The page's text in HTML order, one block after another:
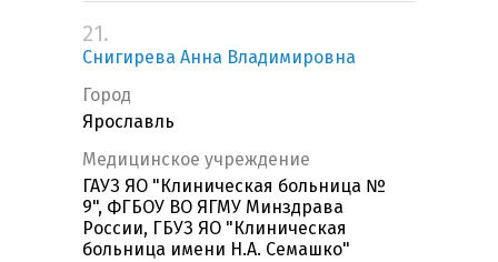
21.
Снигирева Анна Владимировна
Город
Ярославль
Медицинское учреждение
ГАУЗ ЯО "Клиническая больница №
9", ФГБОУ ВО ЯГМУ Минздрава
России, ГБУЗ ЯО "Клиническая
больница имени Н.А. Семашко"